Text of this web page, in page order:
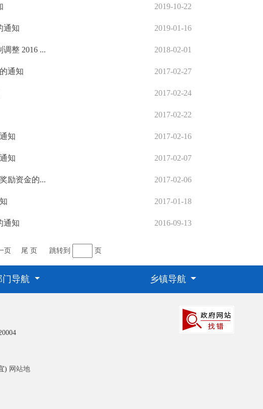
2019-10-22
2019-01-16
通知
2018-02-01
整 2016 ...
2017-02-27
通知
2017-02-24
2017-02-22
2017-02-16
知
2017-02-07
知
2017-02-06
励资金的...
2017-01-18
2016-09-13
通知
页 尾 页 跳转到 页
门导航 乡镇导航
) 网站地